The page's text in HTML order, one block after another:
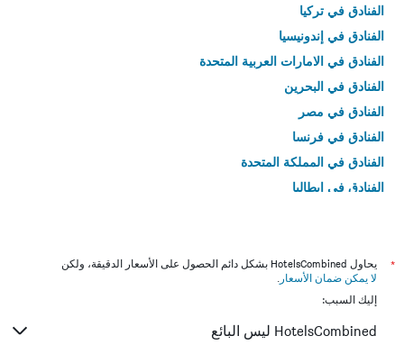
الفنادق في تركيا
الفنادق في إندونيسيا
الفنادق في الامارات العربية المتحدة
الفنادق في البحرين
الفنادق في مصر
الفنادق في فرنسا
الفنادق في المملكة المتحدة
الفنادق في إيطاليا
*
يحاول HotelsCombined بشكل دائم الحصول على الأسعار الدقيقة، ولكن
لا يمكن ضمان الأسعار .
إليك السبب:
HotelsCombined ليس البائع